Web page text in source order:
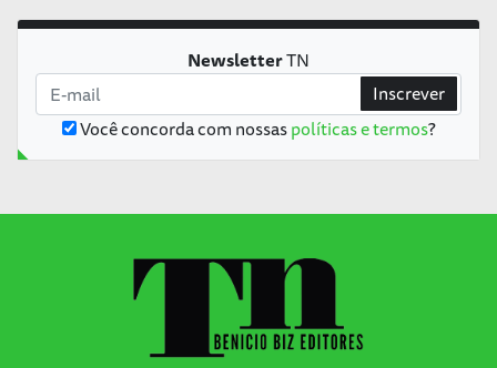
NewsletterTN
Você concorda com nossaspolíticas e termos?
Inscrever